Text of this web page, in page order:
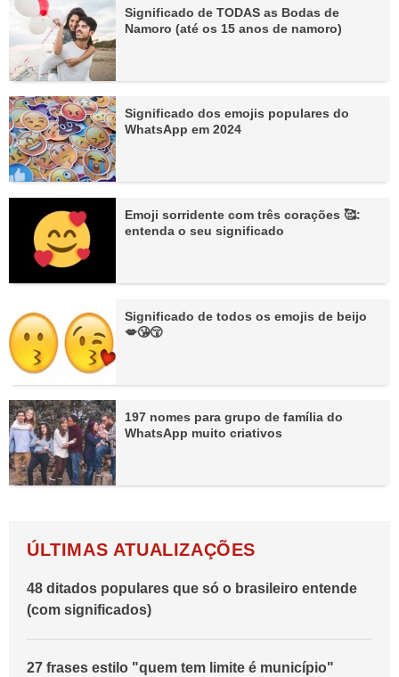
Significado de TODAS as Bodas de
Namoro (até os 15 anos de namoro)
Significado dos emojis populares do
WhatsApp em 2024
Emoji sorridente com três corações 🥰:
entenda o seu significado
Significado de todos os emojis de beijo
💋😘😚
197 nomes para grupo de família do
WhatsApp muito criativos
ÚLTIMAS ATUALIZAÇÕES
48 ditados populares que só o brasileiro entende
(com significados)
27 frases estilo "quem tem limite é município"